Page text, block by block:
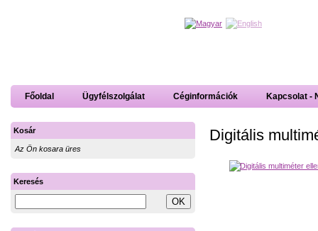
Főoldal Ügyfélszolgálat Céginformációk Kapcsolat -
Digitális
Kosár
Az Ön kosara üres
Keresés